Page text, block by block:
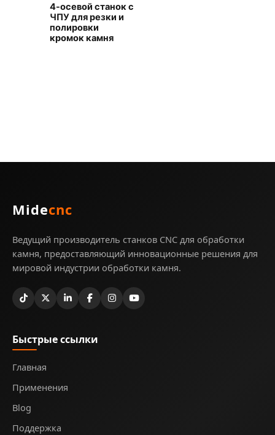
4-осевой станок с
ЧПУ для резки и
полировки
кромок камня
Midecnc
Ведущий производитель станков CNC для обработки
камня, предоставляющий инновационные решения для
мировой индустрии обработки камня.
Быстрые ссылки
Главная
Применения
Blog
Поддержка